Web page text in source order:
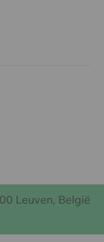
Leuven, België